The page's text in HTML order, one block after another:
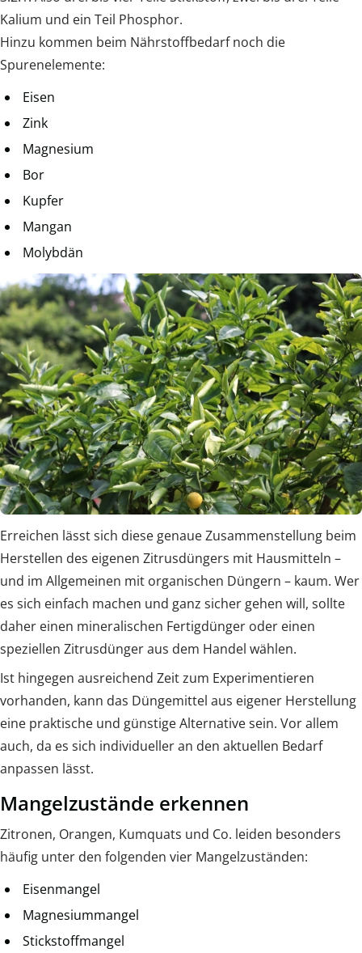
Kalium und ein Teil Phosphor.
Hinzu kommen beim Nährstoffbedarf noch die
Spurenelemente:
Eisen
Zink
Magnesium
Bor
Kupfer
Mangan
Molybdän
Erreichen lässt sich diese genaue Zusammenstellung beim
Herstellen des eigenen Zitrusdüngers mit Hausmitteln –
und im Allgemeinen mit organischen Düngern – kaum. Wer
es sich einfach machen und ganz sicher gehen will, sollte
daher einen mineralischen Fertigdünger oder einen
speziellen Zitrusdünger aus dem Handel wählen.
Ist hingegen ausreichend Zeit zum Experimentieren
vorhanden, kann das Düngemittel aus eigener Herstellung
eine praktische und günstige Alternative sein. Vor allem
auch, da es sich individueller an den aktuellen Bedarf
anpassen lässt.
Mangelzustände erkennen
Zitronen, Orangen, Kumquats und Co. leiden besonders
häufig unter den folgenden vier Mangelzuständen:
Eisenmangel
Magnesiummangel
Stickstoffmangel